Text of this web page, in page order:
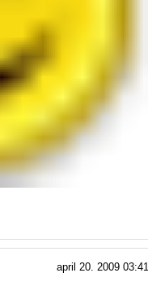
april 20. 2009 03:41